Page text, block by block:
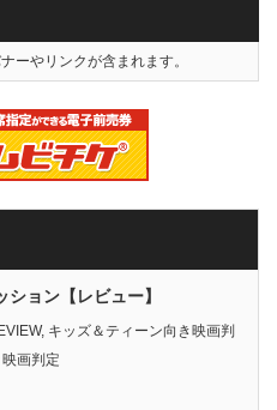
ーやリンクが含まれます。
ション【レビュー】
, キッズ＆ティーン向き映画判
画判定